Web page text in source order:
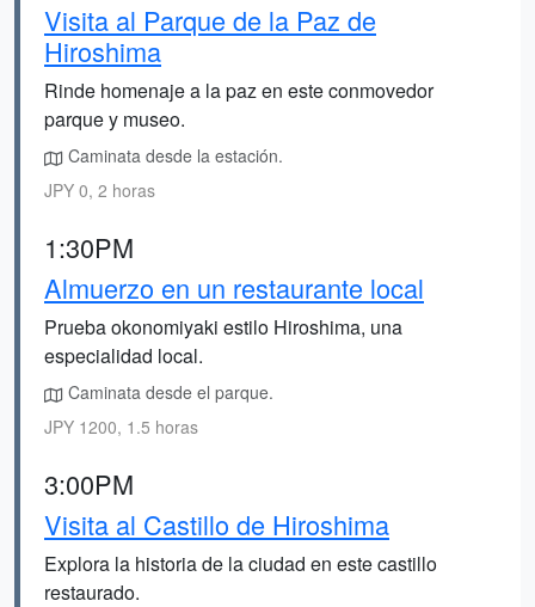
Visita al Parque de la Paz de
Hiroshima
Rinde homenaje a la paz en este conmovedor
parque y museo.
Caminata desde la estación.
JPY 0, 2 horas
1:30PM
Almuerzo en un restaurante local
Prueba okonomiyaki estilo Hiroshima, una
especialidad local.
Caminata desde el parque.
JPY 1200, 1.5 horas
3:00PM
Visita al Castillo de Hiroshima
Explora la historia de la ciudad en este castillo
restaurado.